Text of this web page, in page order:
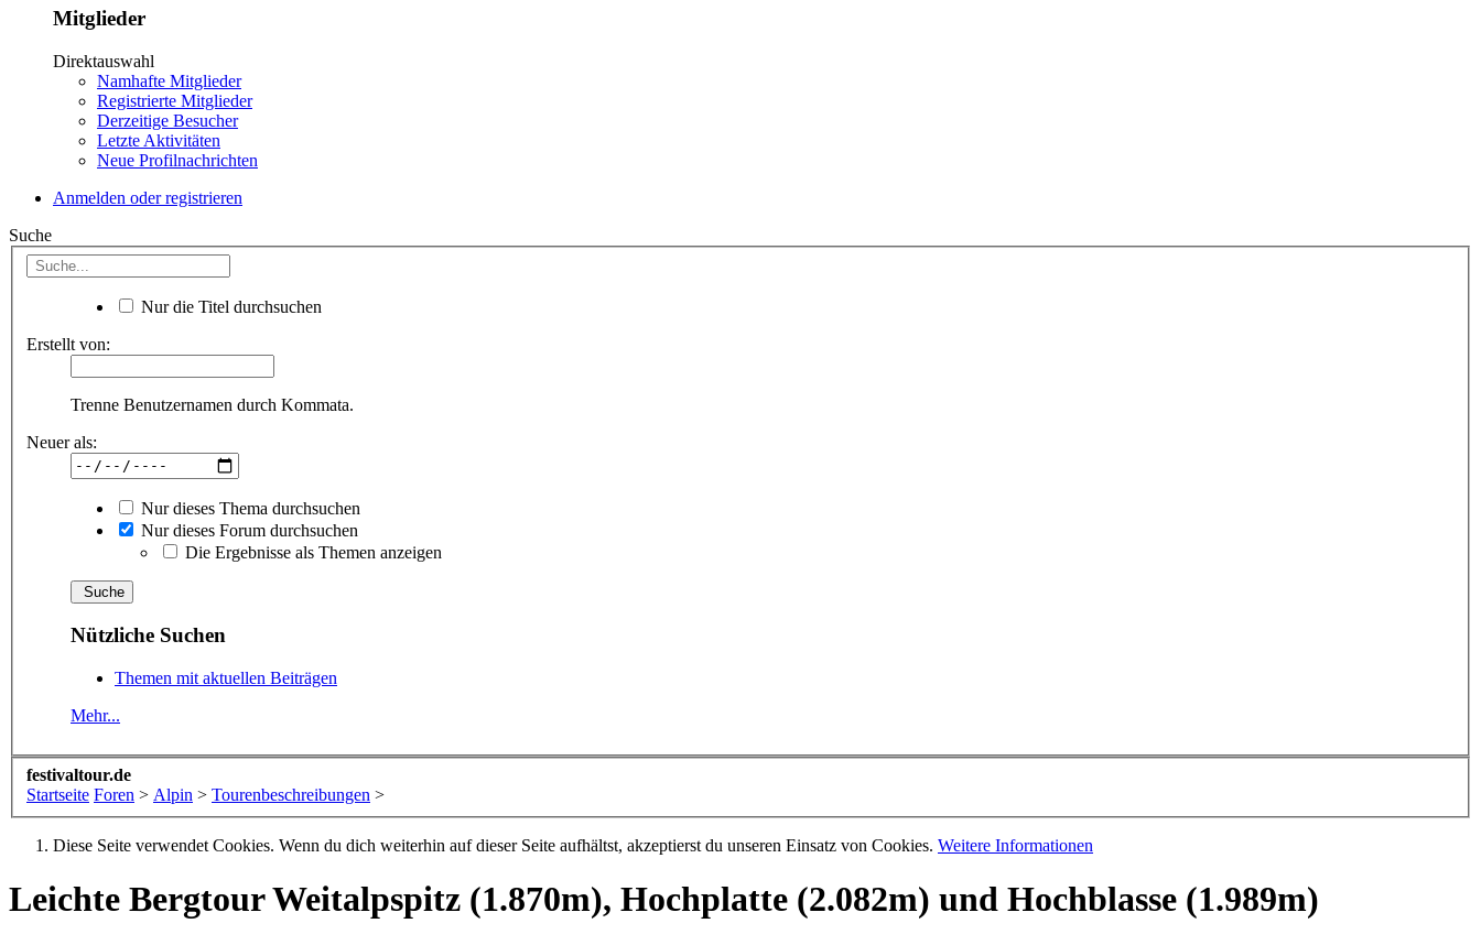
Mitglieder
Direktauswahl
Namhafte Mitglieder
Registrierte Mitglieder
Derzeitige Besucher
Letzte Aktivitäten
Neue Profilnachrichten
Anmelden oder registrieren
Suche
Nur die Titel durchsuchen
Erstellt von:
Trenne Benutzernamen durch Kommata.
Neuer als:
Nur dieses Thema durchsuchen
Nur dieses Forum durchsuchen
Die Ergebnisse als Themen anzeigen
Nützliche Suchen
Themen mit aktuellen Beiträgen
Mehr...
festivaltour.de
Startseite Foren > Alpin > Tourenbeschreibungen >
Diese Seite verwendet Cookies. Wenn du dich weiterhin auf dieser Seite aufhältst, akzeptierst du unseren Einsatz von Cookies. Weitere Informationen
Leichte BergtourWeitalpspitz (1.870m), Hochplatte (2.082m) und Hochblasse (1.989m)